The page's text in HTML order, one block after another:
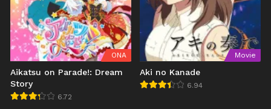
ONA
Aikatsu on Parade!: Dream
Story
6.72
Movie
Aki no Kanade
6.94